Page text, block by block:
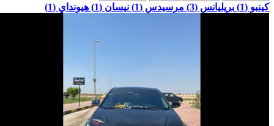
كينبو (1) بريليانس (3) مرسيدس (1) نيسان (1) هيونداي (1)